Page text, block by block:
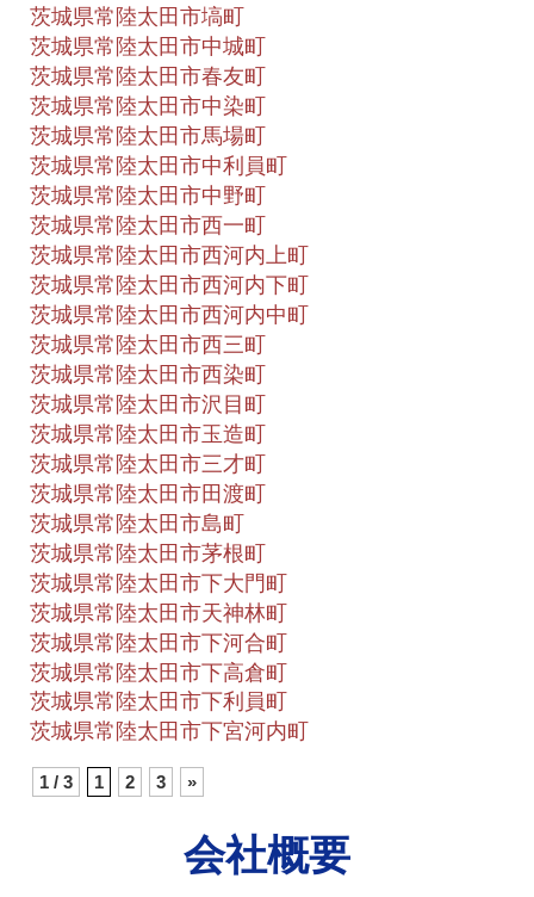
茨城県常陸太田市塙町
茨城県常陸太田市中城町
茨城県常陸太田市春友町
茨城県常陸太田市中染町
茨城県常陸太田市馬場町
茨城県常陸太田市中利員町
茨城県常陸太田市中野町
茨城県常陸太田市西一町
茨城県常陸太田市西河内上町
茨城県常陸太田市西河内下町
茨城県常陸太田市西河内中町
茨城県常陸太田市西三町
茨城県常陸太田市西染町
茨城県常陸太田市沢目町
茨城県常陸太田市玉造町
茨城県常陸太田市三才町
茨城県常陸太田市田渡町
茨城県常陸太田市島町
茨城県常陸太田市茅根町
茨城県常陸太田市下大門町
茨城県常陸太田市天神林町
茨城県常陸太田市下河合町
茨城県常陸太田市下高倉町
茨城県常陸太田市下利員町
茨城県常陸太田市下宮河内町
1 / 3 1 2 3 »
会社概要